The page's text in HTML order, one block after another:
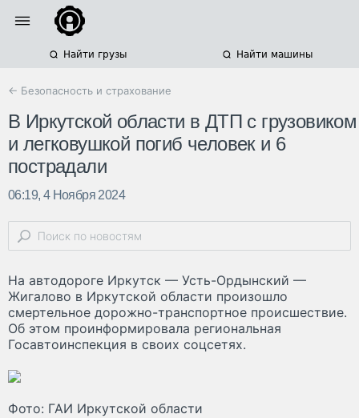
Найти грузы Найти машины
← Безопасность и страхование
В Иркутской области в ДТП с грузовиком
и легковушкой погиб человек и 6
пострадали
06:19, 4 Ноября 2024
На автодороге Иркутск — Усть-Ордынский —
Жигалово в Иркутской области произошло
смертельное дорожно-транспортное происшествие.
Об этом проинформировала региональная
Госавтоинспекция в своих соцсетях.
Фото: ГАИ Иркутской области